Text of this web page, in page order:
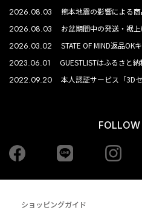
2026.08.03 熊本地震の影響による
2026.08.03 お盆期間中の発送・裾
2026.03.02 STATE OF MIND返品OK
2023.06.01 GUESTLISTはふるさと
2022.09.20 本人認証サービス「3D
FOLLOW
Facebook
ショッピングガイド